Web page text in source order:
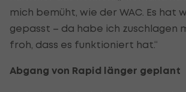
mich bemüht, wie der WAC. Es hat
gepasst – da habe ich zuschlagen
froh, dass es funktioniert hat.“
Abgang von Rapid länger geplant